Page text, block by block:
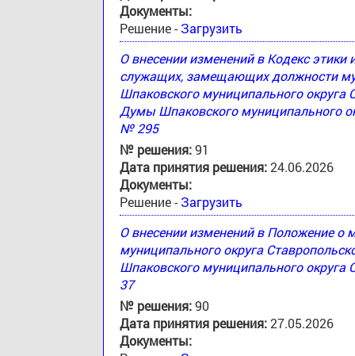
Документы:
Решение - Загрузить
О внесении изменений в Кодекс
служащих, замещающих должности
Шпаковского муниципального
Думы Шпаковского муниципального
№ 295
№ решения:91
Дата принятия решения:24.06.2026
Документы:
Решение - Загрузить
О внесении изменений в Положение
муниципального округа
Шпаковского муниципального округа
37
№ решения:90
Дата принятия решения:27.05.2026
Документы: